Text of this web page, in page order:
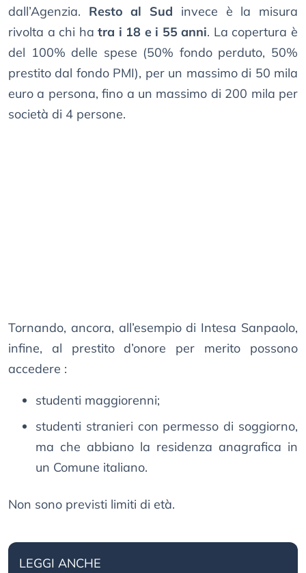
dall’Agenzia. Resto al Sud invece è la misura
rivolta a chi hatra i 18 e i 55 anni. La copertura è
del 100% delle spese (50% fondo perduto, 50%
prestito dal fondo PMI), per un massimo di 50 mila
euro a persona, fino a un massimo di 200 mila per
società di 4 persone.
Tornando, ancora, all’esempio di Intesa Sanpaolo,
infine, al prestito d’onore per merito possono
accedere :
studenti maggiorenni;
studenti stranieri con permesso di soggiorno,
ma che abbiano la residenza anagrafica in
un Comune italiano.
Non sono previsti limiti di età.
LEGGI ANCHE